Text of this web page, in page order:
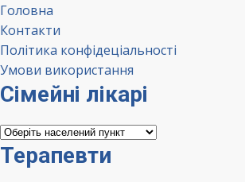
Головна
Контакти
Політика конфідеціальності
Умови використання
Сімейні лікарі
Сімейні
лікарі
Терапевти